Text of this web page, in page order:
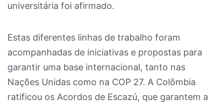
universitária foi afirmado.
Estas diferentes linhas de trabalho foram
acompanhadas de iniciativas e propostas para
garantir uma base internacional, tanto nas
Nações Unidas como na COP 27. A Colômbia
ratificou os Acordos de Escazú, que garantem a